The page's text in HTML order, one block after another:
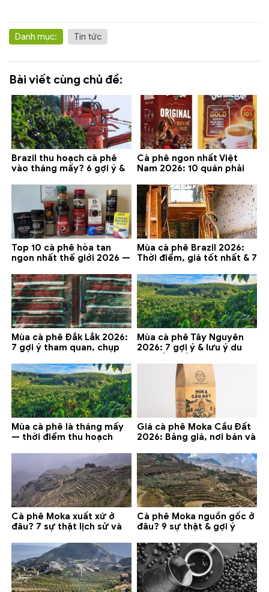
Danh mục: Tin tức
Bài viết cùng chủ đề:
Brazil thu hoạch cà phê
vào tháng mấy? 6 gợi ý &
Cà phê ngon nhất Việt
Nam 2026: 10 quán phải
Lạt
Top 10 cà phê hòa tan
ngon nhất thế giới 2026 —
Mùa cà phê Brazil 2026:
Thời điểm, giá tốt nhất & 7
Mùa cà phê Đắk Lắk 2026:
7 gợi ý tham quan, chụp
Mùa cà phê Tây Nguyên
2026: 7 gợi ý & lưu ý du
Mùa cà phê là tháng mấy
— thời điểm thu hoạch
Giá cà phê Moka Cầu Đất
2026: Bảng giá, nơi bán và
Cà phê Moka xuất xứ ở
đâu? 7 sự thật lịch sử và
Cà phê Moka nguồn gốc ở
đâu? 9 sự thật & gợi ý